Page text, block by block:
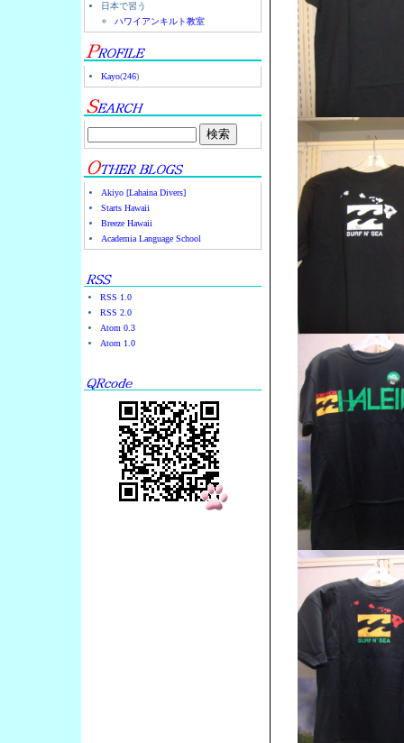
日本で習う
ハワイアンキルト教室
Kayo(246)
Akiyo [Lahaina Divers]
Starts Hawaii
Breeze Hawaii
Academia Language School
RSS 1.0
RSS 2.0
Atom 0.3
Atom 1.0